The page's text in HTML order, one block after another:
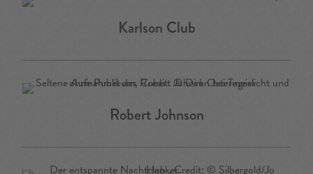
Karlson Club
Robert Johnson